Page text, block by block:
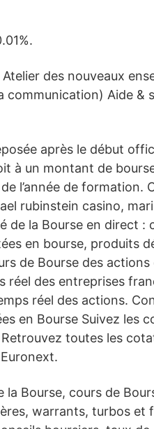
des nouveaux
communication) Aide &
après le début
à un montant de
l’année de formation.
rubinstein casino,
de la Bourse en direct :
en bourse, produits
de Bourse des actions
réel des entreprises
réel des actions.
en Bourse Suivez les
toutes les
Bourse, cours de
warrants, turbos et